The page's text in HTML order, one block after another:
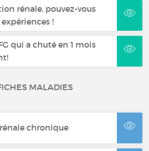
rénale, pouvez-vous
!
qui a chuté en 1 mois
MALADIES
chronique